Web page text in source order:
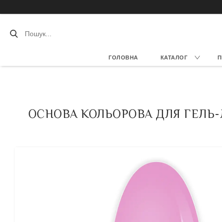
ГОЛОВНА КАТАЛОГ
ОСНОВА КОЛЬОРОВА ДЛЯ ГЕЛЬ-